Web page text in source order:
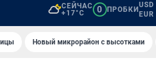
СЕЙЧАС
+17°C
0 ПРОБКИ
Новый микрорайон с высотками